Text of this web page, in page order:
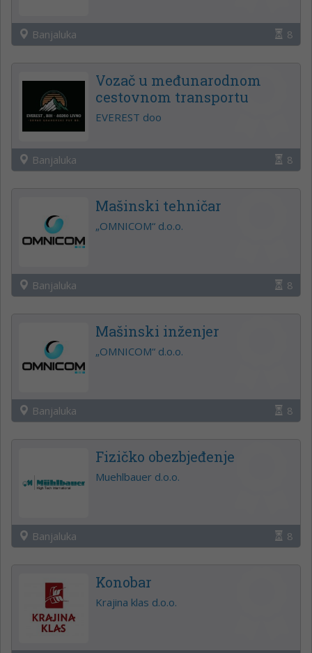
Banjaluka 8
Vozač u međunarodnom
cestovnom transportu
EVEREST doo
Banjaluka 8
Mašinski tehničar
„OMNICOM“ d.o.o.
Banjaluka 8
Mašinski inženjer
„OMNICOM“ d.o.o.
Banjaluka 8
Fizičko obezbjeđenje
Muehlbauer d.o.o.
Banjaluka 8
Konobar
Krajina klas d.o.o.